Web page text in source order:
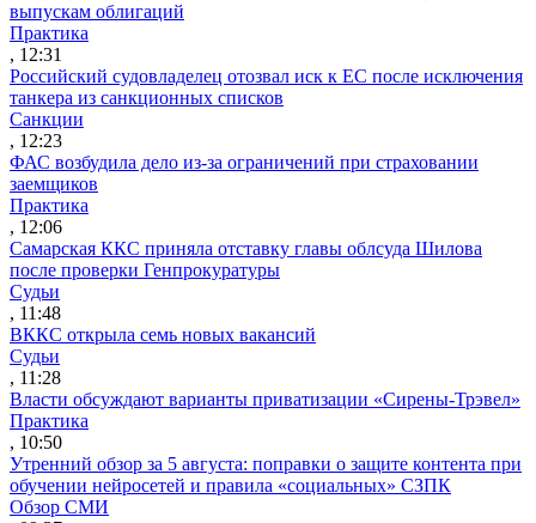
выпускам облигаций
Практика
, 12:31
Российский судовладелец отозвал иск к ЕС после исключения
танкера из санкционных списков
Санкции
, 12:23
ФАС возбудила дело из-за ограничений при страховании
заемщиков
Практика
, 12:06
Самарская ККС приняла отставку главы облсуда Шилова
после проверки Генпрокуратуры
Судьи
, 11:48
ВККС открыла семь новых вакансий
Судьи
, 11:28
Власти обсуждают варианты приватизации «Сирены-Трэвел»
Практика
, 10:50
Утренний обзор за 5 августа: поправки о защите контента при
обучении нейросетей и правила «социальных» СЗПК
Обзор СМИ